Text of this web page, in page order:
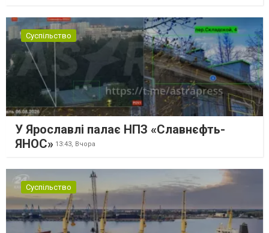
Суспільство
У Ярославлі палає НПЗ «Славнєфть-
ЯНОС» 13:43, Вчора
Суспільство